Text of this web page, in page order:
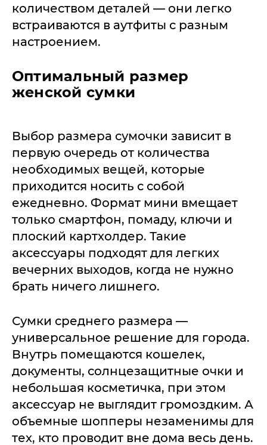
количеством деталей — они легко
встраиваются в аутфиты с разным
настроением.
Оптимальный размер
женской сумки
Выбор размера сумочки зависит в
первую очередь от количества
необходимых вещей, которые
приходится носить с собой
ежедневно. Формат мини вмещает
только смартфон, помаду, ключи и
плоский картхолдер. Такие
аксессуары подходят для легких
вечерних выходов, когда не нужно
брать ничего лишнего.
Сумки среднего размера —
универсальное решение для города.
Внутрь помещаются кошелек,
документы, солнцезащитные очки и
небольшая косметичка, при этом
аксессуар не выглядит громоздким. А
объемные шопперы незаменимы для
тех, кто проводит вне дома весь день.